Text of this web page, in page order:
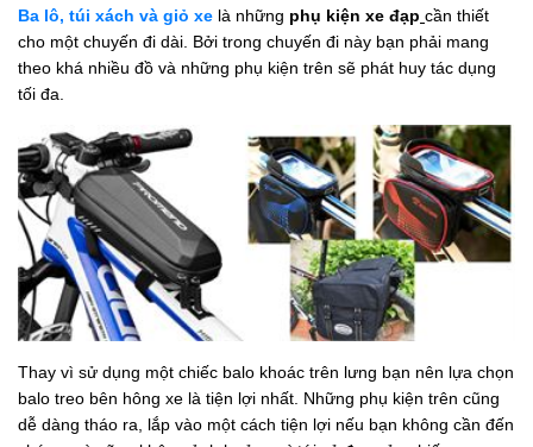
Ba lô, túi xách và giỏ xe là những phụ kiện xe đạp cần thiết
cho một chuyến đi dài. Bởi trong chuyến đi này bạn phải mang
theo khá nhiều đồ và những phụ kiện trên sẽ phát huy tác dụng
tối đa.
Thay vì sử dụng một chiếc balo khoác trên lưng bạn nên lựa chọn
balo treo bên hông xe là tiện lợi nhất. Những phụ kiện trên cũng
dễ dàng tháo ra, lắp vào một cách tiện lợi nếu bạn không cần đến